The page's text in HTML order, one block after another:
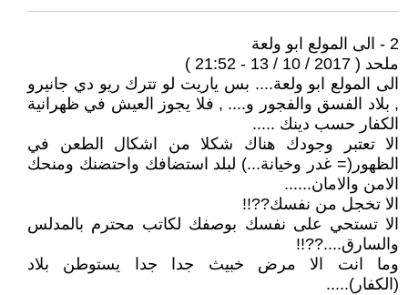
2 - الى المولع ابو ولعة
ملحد ( 2017 / 10 / 13 - 21:52 )
الى المولع ابو ولعة.... بس ياريت لو تترك ريو دي جانيرو
, بلاد الفسق والفجور و.... , فلا يجوز العيش في ظهرانية
الكفار حسب دينك .....
الا تعتبر وجودك هناك شكلا من اشكال الطعن في
الظهور(= غدر وخيانة...) لبلد استضافك واحتضنك ومنحك
الامن والامان......
الا تخجل من نفسك??!!
الا تستحي على نفسك بوصفك لكاتب محترم بالمدلس
والسارق....??!!
وما انت الا مرض خبيث جدا جدا يستوطن بلاد
(الكفار).....